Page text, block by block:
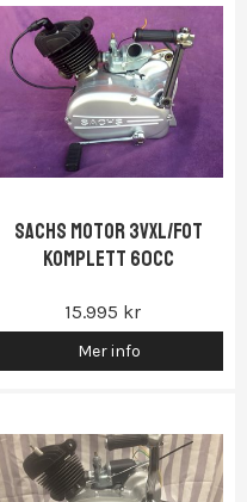
Sachs motor 3vxl/fot
komplett 60cc
15.995 kr
Mer info